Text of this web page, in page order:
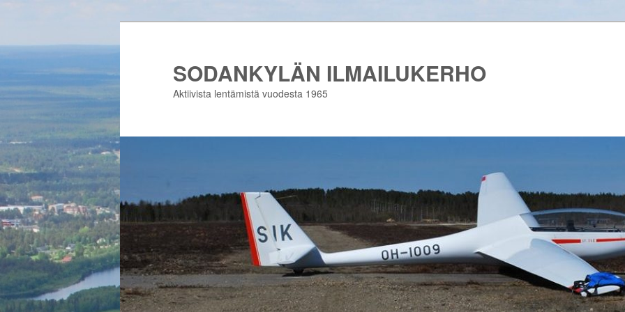
sisältöön
SODANKYLÄN ILMAILUKERHO
Aktiivista lentämistä vuodesta 1965